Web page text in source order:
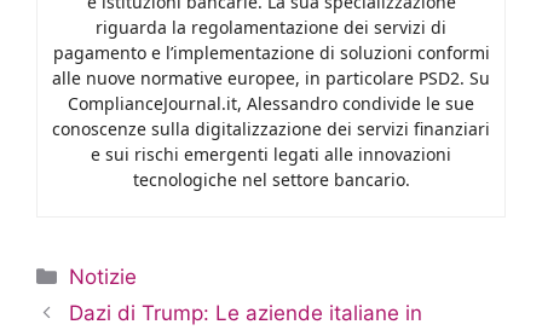
riguarda la regolamentazione dei servizi di
pagamento e l’implementazione di soluzioni conformi
alle nuove normative europee, in particolare PSD2. Su
ComplianceJournal.it, Alessandro condivide le sue
conoscenze sulla digitalizzazione dei servizi finanziari
e sui rischi emergenti legati alle innovazioni
tecnologiche nel settore bancario.
Categorie
Notizie
Dazi di Trump: Le aziende italiane in